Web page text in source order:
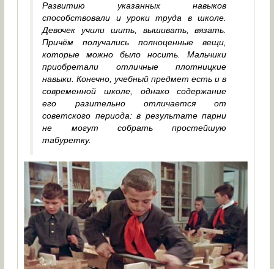
Развитию указанных навыков
способствовали и уроки труда в школе.
Девочек учили шить, вышивать, вязать.
Причём получались полноценные вещи,
которые можно было носить. Мальчики
приобретали отличные плотницкие
навыки. Конечно, учебный предмет есть и в
современной школе, однако содержание
его разительно отличается от
советского периода: в результате парни
не могут собрать простейшую
табуретку.